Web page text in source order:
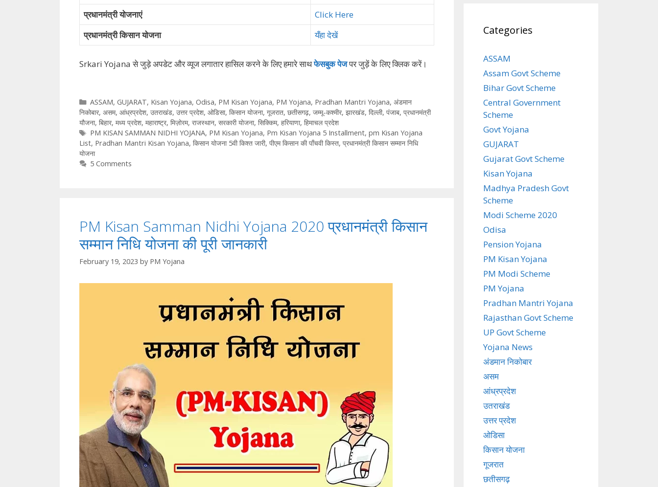
प्रधानमंत्री योजनाएं
Click Here
प्रधानमंत्री किसान योजना
यँहा देखें
Srkari Yojana से जुड़े अपडेट और व्‍यूज लगातार हासिल करने के लिए हमारे साथफेसबुक पेजपर जुड़ें के ल‍िए क्‍ल‍िक करें।
Categories
ASSAM, GUJARAT, Kisan Yojana, Odisa, PM Kisan Yojana, PM Yojana, Pradhan Mantri Yojana, अंडमान
निकोबार, असम, आंध्रप्रदेश, उतराखंड, उत्तर प्रदेश, ओडिसा, किसान योजना, गूजरात, छतीसगढ़, जम्मू-कश्मीर, झारखंड, दिल्ली, पंजाब, प्रधानमंत्री
यौजना, बिहार, मध्य प्रदेश, महाराष्ट्र, मिज़ोरम, राजस्थान, सरकारी योजना, सिक्किम, हरियाणा, हिमाचल प्रदेश
Tags
PM KISAN SAMMAN NIDHI YOJANA, PM Kisan Yojana, Pm Kisan Yojana 5 Installment, pm Kisan Yojana
List, Pradhan Mantri Kisan Yojana, किसान योजना 5वी किश्त जारी, पीएम किसान की पाँचवी किस्त, प्रधानमंत्री किसान सम्मान निधि
योजना
5 Comments
PM Kisan Samman Nidhi Yojana 2020 प्रधानमंत्री किसान
सम्मान निधि योजना की पूरी जानकारी
February 19, 2023 by PM Yojana
Categories
ASSAM
Assam Govt Scheme
Bihar Govt Scheme
Central Government
Scheme
Govt Yojana
GUJARAT
Gujarat Govt Scheme
Kisan Yojana
Madhya Pradesh Govt
Scheme
Modi Scheme 2020
Odisa
Pension Yojana
PM Kisan Yojana
PM Modi Scheme
PM Yojana
Pradhan Mantri Yojana
Rajasthan Govt Scheme
UP Govt Scheme
Yojana News
अंडमान निकोबार
असम
आंध्रप्रदेश
उतराखंड
उत्तर प्रदेश
ओडिसा
किसान योजना
गूजरात
छतीसगढ़